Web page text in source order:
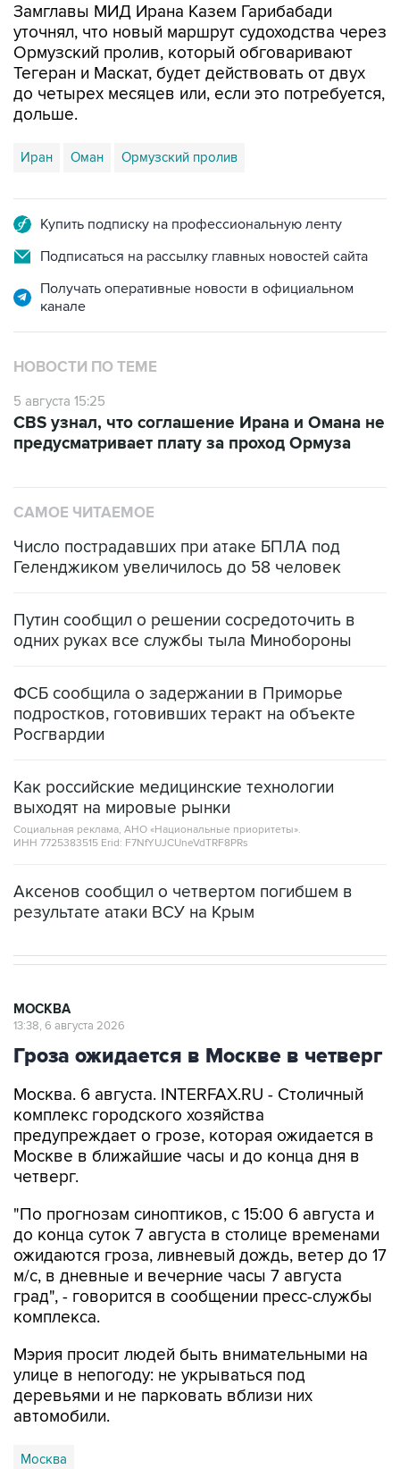
Замглавы МИД Ирана Казем Гарибабади
уточнял, что новый маршрут судоходства через
Ормузский пролив, который обговаривают
Тегеран и Маскат, будет действовать от двух
до четырех месяцев или, если это потребуется,
дольше.
Иран Оман Ормузский пролив
Купить подписку на профессиональную ленту
Подписаться на рассылку главных новостей сайта
Получать оперативные новости в официальном
канале
НОВОСТИ ПО ТЕМЕ
5 августа 15:25
CBS узнал, что соглашение Ирана и Омана не
предусматривает плату за проход Ормуза
САМОЕ ЧИТАЕМОЕ
Число пострадавших при атаке БПЛА под
Геленджиком увеличилось до 58 человек
Путин сообщил о решении сосредоточить в
одних руках все службы тыла Минобороны
ФСБ сообщила о задержании в Приморье
подростков, готовивших теракт на объекте
Росгвардии
Как российские медицинские технологии
выходят на мировые рынки
Социальная реклама, АНО «Национальные приоритеты».
ИНН 7725383515 Erid: F7NfYUJCUneVdTRF8PRs
Аксенов сообщил о четвертом погибшем в
результате атаки ВСУ на Крым
МОСКВА
13:38, 6 августа 2026
Гроза ожидается в Москве в четверг
Москва. 6 августа. INTERFAX.RU - Столичный
комплекс городского хозяйства
предупреждает о грозе, которая ожидается в
Москве в ближайшие часы и до конца дня в
четверг.
"По прогнозам синоптиков, с 15:00 6 августа и
до конца суток 7 августа в столице временами
ожидаются гроза, ливневый дождь, ветер до 17
м/с, в дневные и вечерние часы 7 августа
град", - говорится в сообщении пресс-службы
комплекса.
Мэрия просит людей быть внимательными на
улице в непогоду: не укрываться под
деревьями и не парковать вблизи них
автомобили.
Москва